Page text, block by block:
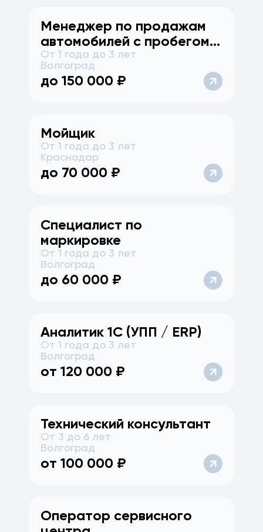
Менеджер по продажам
автомобилей с пробегом
(Красноармейский р-н)
От 1 года до 3 лет
Волгоград
до 150 000 ₽
Мойщик
От 1 года до 3 лет
Краснодар
до 70 000 ₽
Специалист по
маркировке
От 1 года до 3 лет
Волгоград
до 60 000 ₽
Аналитик 1С (УПП / ERP)
От 1 года до 3 лет
Волгоград
от 120 000 ₽
Технический консультант
От 3 до 6 лет
Волгоград
от 100 000 ₽
Оператор сервисного